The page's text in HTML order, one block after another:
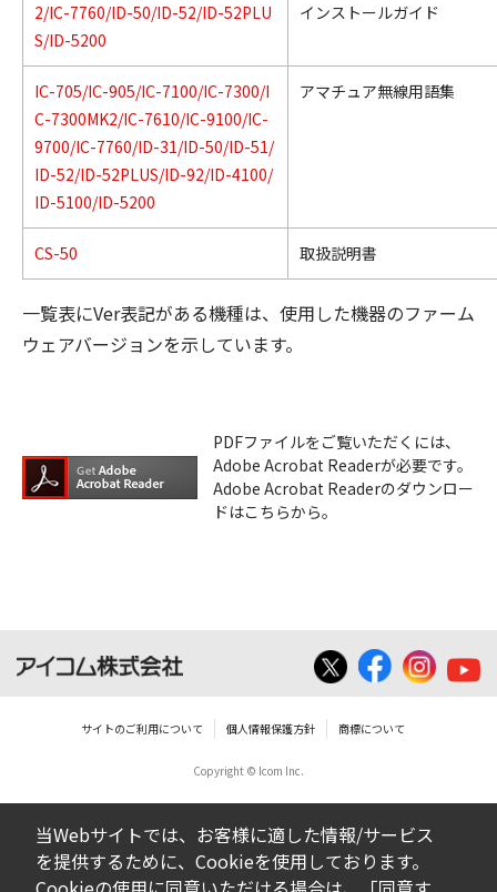
2/IC-7760/ID-50/ID-52/ID-52PLU
S/ID-5200
インストールガイド
IC-705/IC-905/IC-7100/IC-7300/I
C-7300MK2/IC-7610/IC-9100/IC-
9700/IC-7760/ID-31/ID-50/ID-51/
ID-52/ID-52PLUS/ID-92/ID-4100/
ID-5100/ID-5200
アマチュア無線用語集
CS-50 取扱説明書
一覧表にVer表記がある機種は、使用した機器のファーム
ウェアバージョンを示しています。
PDFファイルをご覧いただくには、
Adobe Acrobat Readerが必要です。
Adobe Acrobat Readerのダウンロー
ドはこちらから。
サイトのご利用について 個人情報保護方針 商標について
Copyright © Icom Inc.
当Webサイトでは、お客様に適した情報/サービス
を提供するために、Cookieを使用しております。